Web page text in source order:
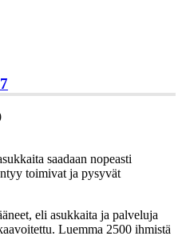
saadaan nopeasti
toimivat ja pysyvät
eli asukkaita ja palveluja
Luemma 2500 ihmistä